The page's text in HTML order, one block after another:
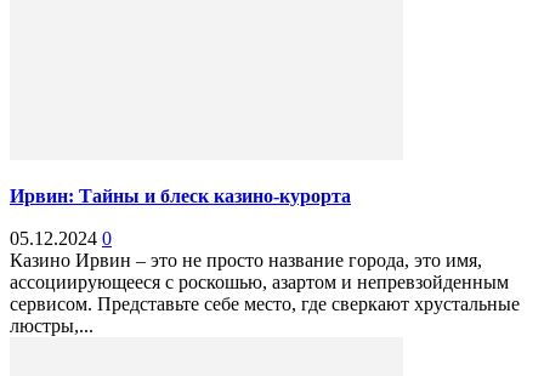
Ирвин: Тайны и блеск казино-курорта
05.12.2024 0
Казино Ирвин – это не просто название города, это имя,
ассоциирующееся с роскошью, азартом и непревзойденным
сервисом. Представьте себе место, где сверкают хрустальные
люстры,...